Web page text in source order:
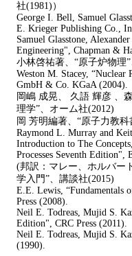
社(1981)）
George I. Bell, Samuel
E. Krieger Publishing Co.,
Samuel Glasstone,
Engineering", Chapman &
小林啓祐著、“原子炉物理
Weston M. Stacey,
GmbH & Co. KGaA (2004).
岡嶋 成晃、 久語 輝彦 、
理学”、オーム社(2012)
岡 芳明編著、“原子力教
Raymond L. Murray and
Introduction to The
Processes Seventh Edition",
(邦訳：マレー、ホルバー
学入門”、講談社(2015)
E.E. Lewis, “Fundamentals
Press (2008).
Neil E. Todreas, Mujid S.
Edition", CRC Press (2011).
Neil E. Todreas, Mujid S.
(1990).